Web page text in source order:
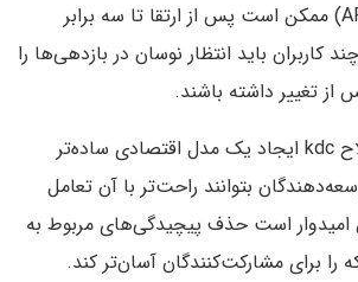
نرخ بازده سالانه (APR) ممکن است پس از ارتقا تا سه برابر
کاربران باید انتظار نوسان در بازدهی‌ها را
از تغییر داشته باشند.
هدف اصلی این اصلاح kdc ایجاد یک مدل اقتصادی ساده‌تر
بتوانند راحت‌تر با آن تعامل
امیدوار است حذف پیچیدگی‌های مربوط به